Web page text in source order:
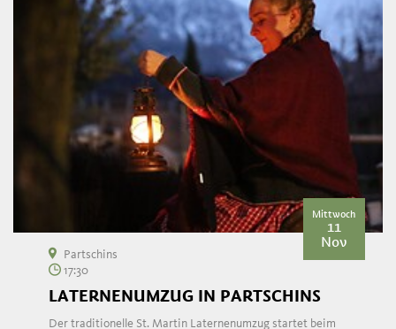
Mittwoch
11
Nov
Partschins
17:30
LATERNENUMZUG IN PARTSCHINS
Der traditionelle St. Martin Laternenumzug startet beim